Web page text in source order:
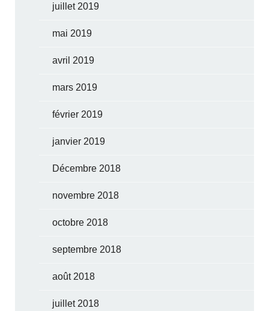
juillet 2019
mai 2019
avril 2019
mars 2019
février 2019
janvier 2019
Décembre 2018
novembre 2018
octobre 2018
septembre 2018
août 2018
juillet 2018